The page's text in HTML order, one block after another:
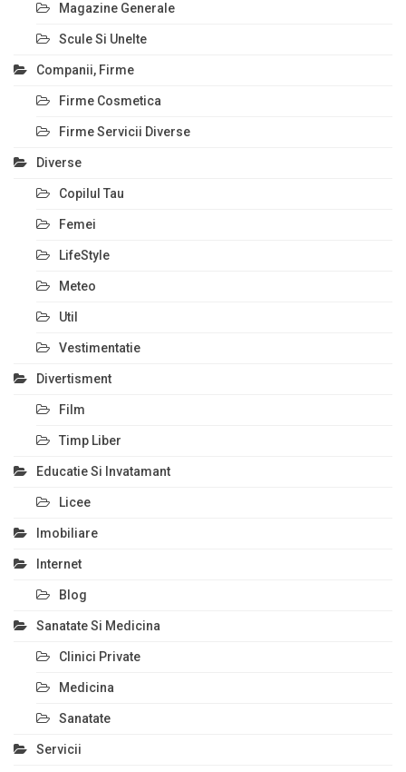
Magazine Generale
Scule Si Unelte
Companii, Firme
Firme Cosmetica
Firme Servicii Diverse
Diverse
Copilul Tau
Femei
LifeStyle
Meteo
Util
Vestimentatie
Divertisment
Film
Timp Liber
Educatie Si Invatamant
Licee
Imobiliare
Internet
Blog
Sanatate Si Medicina
Clinici Private
Medicina
Sanatate
Servicii